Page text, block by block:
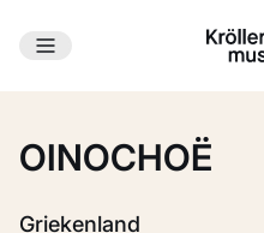
Ga naar hoofdinhoud
OINOCHOË
Griekenland